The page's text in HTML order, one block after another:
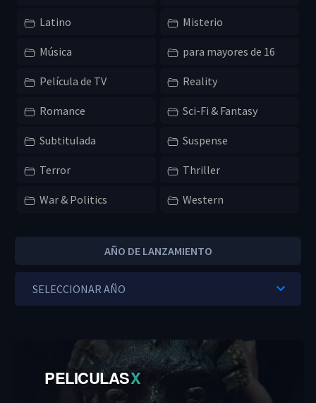
Latino Misterio
Música para mayores de 16
Película de TV Reality
Romance Sci-Fi & Fantasy
Subtitulada Suspense
Terror Thriller
War & Politics Western
AÑO DE LANZAMIENTO
PELICULASX